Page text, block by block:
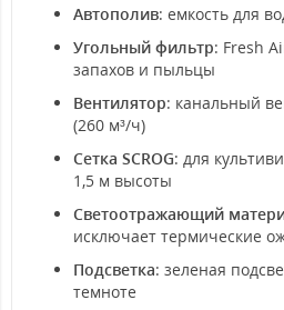
Автополив: емкость для
Угольный фильтр: Fresh
запахов и пыльцы
Вентилятор: канальный
(260 м³/ч)
Сетка SCROG: для
1,5 м высоты
Светоотражающий
исключает термические
Подсветка: зеленая
темноте